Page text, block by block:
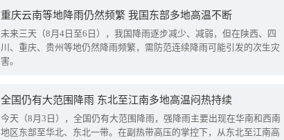
重庆云南等地降雨仍然频繁 我国东部多地高温不断
未来三天（8月4日至6日），我国降雨逐步减少、减弱，但在陕西、四
川、重庆、贵州等地仍然降雨频繁，需防范连续降雨可能引发的次生灾
害。
全国仍有大范围降雨 东北至江南多地高温闷热持续
今天（8月3日），全国仍有大范围降雨，强降雨主要出现在华南和西南
地区东部至华北、东北一带。在副热带高压的掌控下，从东北至江南高